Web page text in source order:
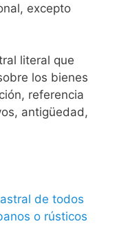
excepto
literal que
los bienes
referencia
antigüedad,
de todos
o rústicos